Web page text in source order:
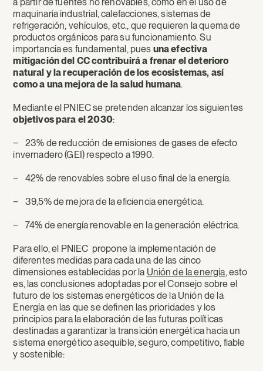
maquinaria industrial, calefacciones, sistemas de
refrigeración, vehículos, etc., que requieren la quema de
productos orgánicos para su funcionamiento. Su
importancia es fundamental, pues una efectiva
mitigación del CC contribuirá a frenar el deterioro
natural y la recuperación de los ecosistemas, así
como a una mejora de la salud humana.
Mediante el PNIEC se pretenden alcanzar los siguientes
objetivos para el 2030:
− 23% de reducción de emisiones de gases de efecto
invernadero (GEI) respecto a 1990.
− 42% de renovables sobre el uso final de la energía.
− 39,5% de mejora de la eficiencia energética.
− 74% de energía renovable en la generación eléctrica.
Para ello, el PNIEC propone la implementación de
diferentes medidas para cada una de las cinco
dimensiones establecidas por la Unión de la energía, esto
es, las conclusiones adoptadas por el Consejo sobre el
futuro de los sistemas energéticos de la Unión de la
Energía en las que se definen las prioridades y los
principios para la elaboración de las futuras políticas
destinadas a garantizar la transición energética hacia un
sistema energético asequible, seguro, competitivo, fiable
y sostenible: